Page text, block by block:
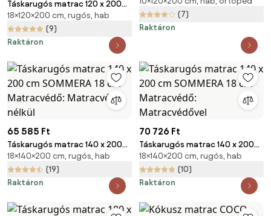
Táskarugós matrac 120 x 200
cm SOMMERA 18 cm
Matracvédő: Matracvédő
nélkül
18×120×200 cm, rugós, hab
(9)
Raktáron
nélkül
(7)
Raktáron
65 585 Ft
Táskarugós matrac 140 x 200
cm SOMMERA 18 cm
Matracvédő: Matracvédő
nélkül
18×140×200 cm, rugós, hab
(19)
Raktáron
70 726 Ft
Táskarugós matrac 140 x 200
cm SOMMERA 18 cm
Matracvédő: Matracvédővel
18×140×200 cm, rugós, hab
(10)
Raktáron